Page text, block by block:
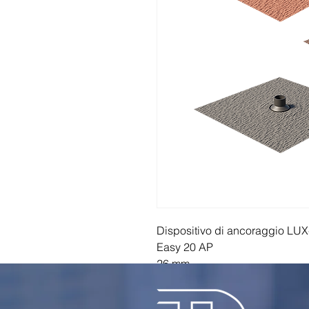
Dispositivo di ancoraggio
Easy 20 AP
26 mm